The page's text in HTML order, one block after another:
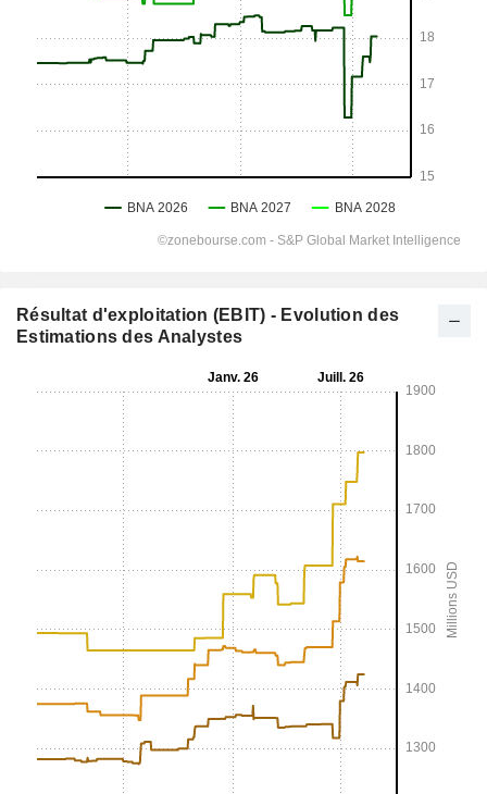
Résultat d'exploitation (EBIT) - Evolution des
Estimations des Analystes